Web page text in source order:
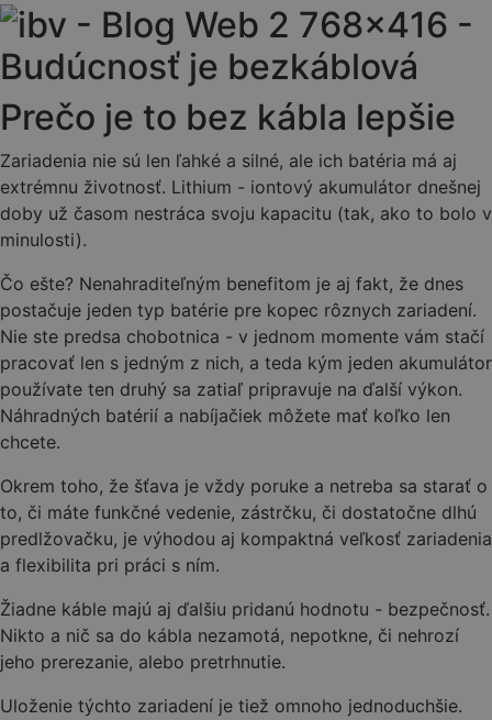
Prečo je to bez kábla lepšie
Zariadenia nie sú len ľahké a silné, ale ich batéria má aj
extrémnu životnosť. Lithium - iontový akumulátor dnešnej
doby už časom nestráca svoju kapacitu (tak, ako to bolo v
minulosti).
Čo ešte? Nenahraditeľným benefitom je aj fakt, že dnes
postačuje jeden typ batérie pre kopec rôznych zariadení.
Nie ste predsa chobotnica - v jednom momente vám stačí
pracovať len s jedným z nich, a teda kým jeden akumulátor
používate ten druhý sa zatiaľ pripravuje na ďalší výkon.
Náhradných batérií a nabíjačiek môžete mať koľko len
chcete.
Okrem toho, že šťava je vždy poruke a netreba sa starať o
to, či máte funkčné vedenie, zástrčku, či dostatočne dlhú
predlžovačku, je výhodou aj kompaktná veľkosť zariadenia
a flexibilita pri práci s ním.
Žiadne káble majú aj ďalšiu pridanú hodnotu - bezpečnosť.
Nikto a nič sa do kábla nezamotá, nepotkne, či nehrozí
jeho prerezanie, alebo pretrhnutie.
Uloženie týchto zariadení je tiež omnoho jednoduchšie.